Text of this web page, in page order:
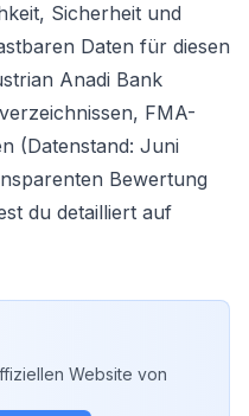
Sicherheit und
Daten für diesen
Anadi Bank
FMA-
(Datenstand: Juni
Bewertung
du detailliert auf
Website von